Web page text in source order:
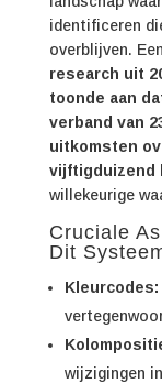
identificeren
overblijven.
research uit
toonde aan
verband van
uitkomsten
vijftigduizend
willekeurige
Cruciale
Dit
Kleurcodes:
wijzigingen